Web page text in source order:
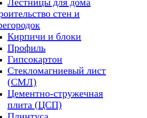
стен и
Кирпичи и блоки
Профиль
Гипсокартон
Стекломагниевый лист
(СМЛ)
Цементно-стружечная
плита (ЦСП)